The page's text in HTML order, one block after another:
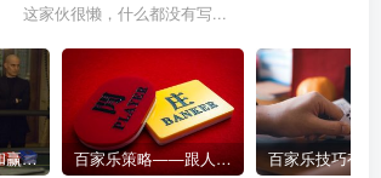
这家伙很懒，什么都没有写...
最佳百家乐上手和赢钱指南 – 终极版 百家乐策略——跟人胜过跟路